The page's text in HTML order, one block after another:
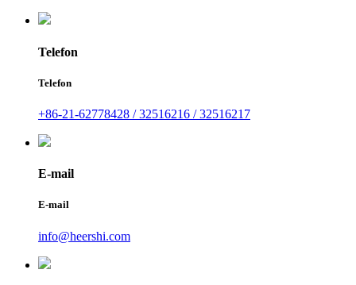
Telefon
Telefon
+86-21-62778428 / 32516216 / 32516217
E-mail
E-mail
info@heershi.com